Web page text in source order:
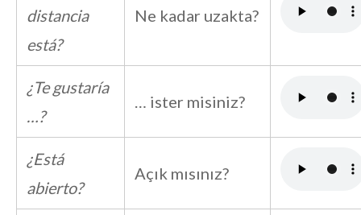
distancia
está?
Ne kadar uzakta?
¿Te gustaría
…?
… ister misiniz?
¿Está
abierto?
Açık mısınız?